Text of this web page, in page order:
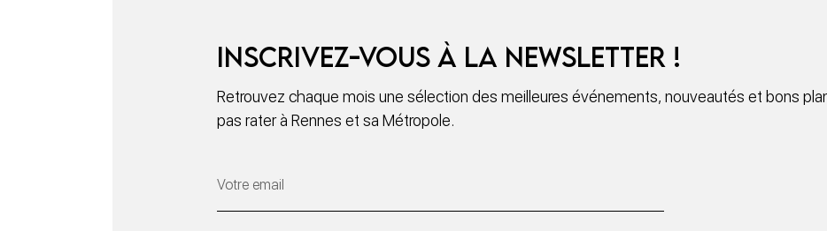
Inscrivez-vous à la newsletter !
Retrouvez chaque mois une sélection des meilleures événements, nouveautés et bons
pas rater à Rennes et sa Métropole.